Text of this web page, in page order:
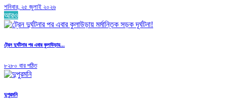
শনিবার, ২৫ জুলাই ২০২৬
আরও
ট্রেন দুর্ঘটনার পর এবার কুলাউড়ায়...
৮২৮০ বার পঠিত
দুপুরমনি